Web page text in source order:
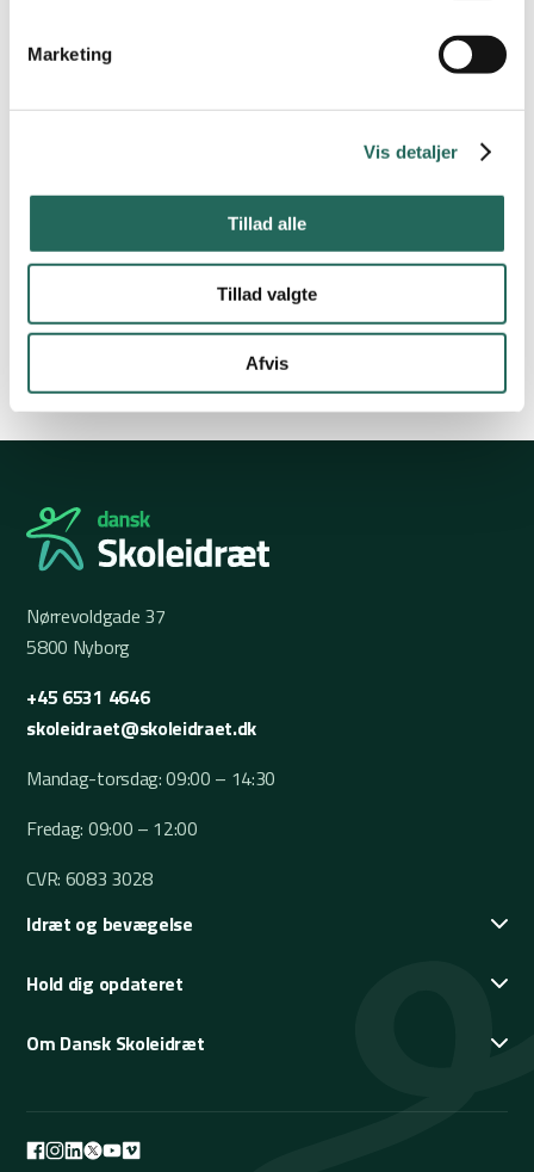
Marketing
Vis detaljer
Tillad alle
Tillad valgte
Afvis
opleve bevægelsesglæde og dyrke fællesskabet gennem en
inspirerende skoleaktivitet.
Det forventes, at tilmeldte skoler sætter sig ind inye
– én skoleklasse = ét hold!
Link til regler på Skolehøvdingebold
Klik her
Se tilmeldte skoler
Nørrevoldgade 37
5800 Nyborg
+45 6531 4646
skoleidraet@skoleidraet.dk
Mandag-torsdag: 09:00 – 14:30
Fredag: 09:00 – 12:00
CVR: 6083 3028
Idræt og bevægelse
Hold dig opdateret
Om Dansk Skoleidræt